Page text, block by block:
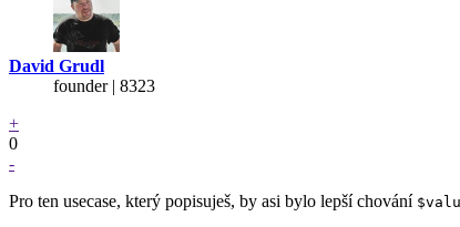
David Grudl
founder | 8323
+
0
-
Pro ten usecase, který popisuješ, by asi bylo lepší chování